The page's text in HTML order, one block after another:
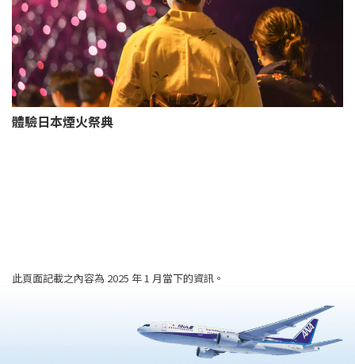
體驗日本煙火祭典
此頁面記載之內容為 2025 年 1 月當下的資訊。